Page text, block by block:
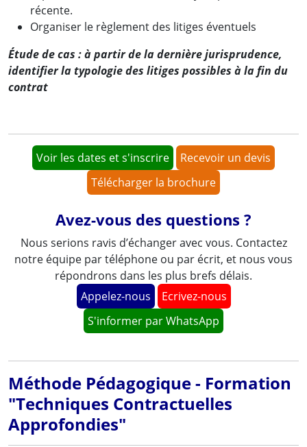
récente.
Organiser le règlement des litiges éventuels
Étude de cas : à partir de la dernière jurisprudence,
identifier la typologie des litiges possibles à la fin du
contrat
Voir les dates et s'inscrire
Recevoir un devis
Télécharger la brochure
Avez-vous des questions ?
Nous serions ravis d’échanger avec vous. Contactez
notre équipe par téléphone ou par écrit, et nous vous
répondrons dans les plus brefs délais.
Appelez-nous
Ecrivez-nous
S'informer par WhatsApp
Méthode Pédagogique - Formation
"Techniques Contractuelles
Approfondies"